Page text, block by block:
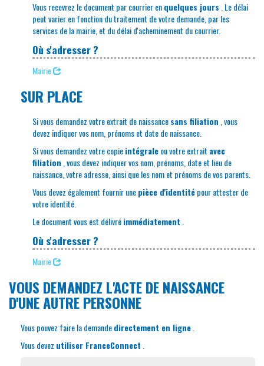
Vous recevrez le document par courrier enquelques jours . Le délai
peut varier en fonction du traitement de votre demande, par les
services de la mairie, et du délai d'acheminement du courrier.
Où s'adresser ?
Mairie
SUR PLACE
Si vous demandez votre extrait de naissancesans filiation , vous
devez indiquer vos nom, prénoms et date de naissance.
Si vous demandez votre copieintégraleou votre extrait avec
filiation , vous devez indiquer vos nom, prénoms, date et lieu de
naissance, votre adresse, ainsi que les nom et prénoms de vos parents.
Vous devez également fournir unepièce d'identitépour attester de
votre identité.
Le document vous est délivréimmédiatement
Où s'adresser ?
Mairie
VOUS DEMANDEZ L'ACTE DE NAISSANCE
D'UNE AUTRE PERSONNE
Vous pouvez faire la demandedirectement en ligne
Vous devez utiliser FranceConnect